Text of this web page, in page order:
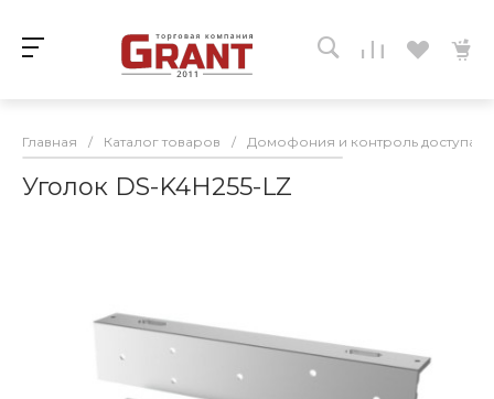
Главная / Каталог товаров / Домофония и контроль доступа
Уголок DS-K4H255-LZ